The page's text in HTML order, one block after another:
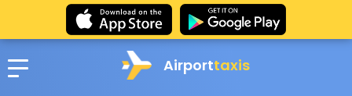
Airporttaxis